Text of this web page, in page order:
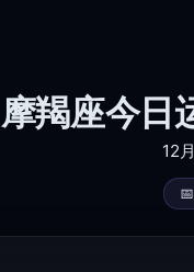
摩羯座今日
12